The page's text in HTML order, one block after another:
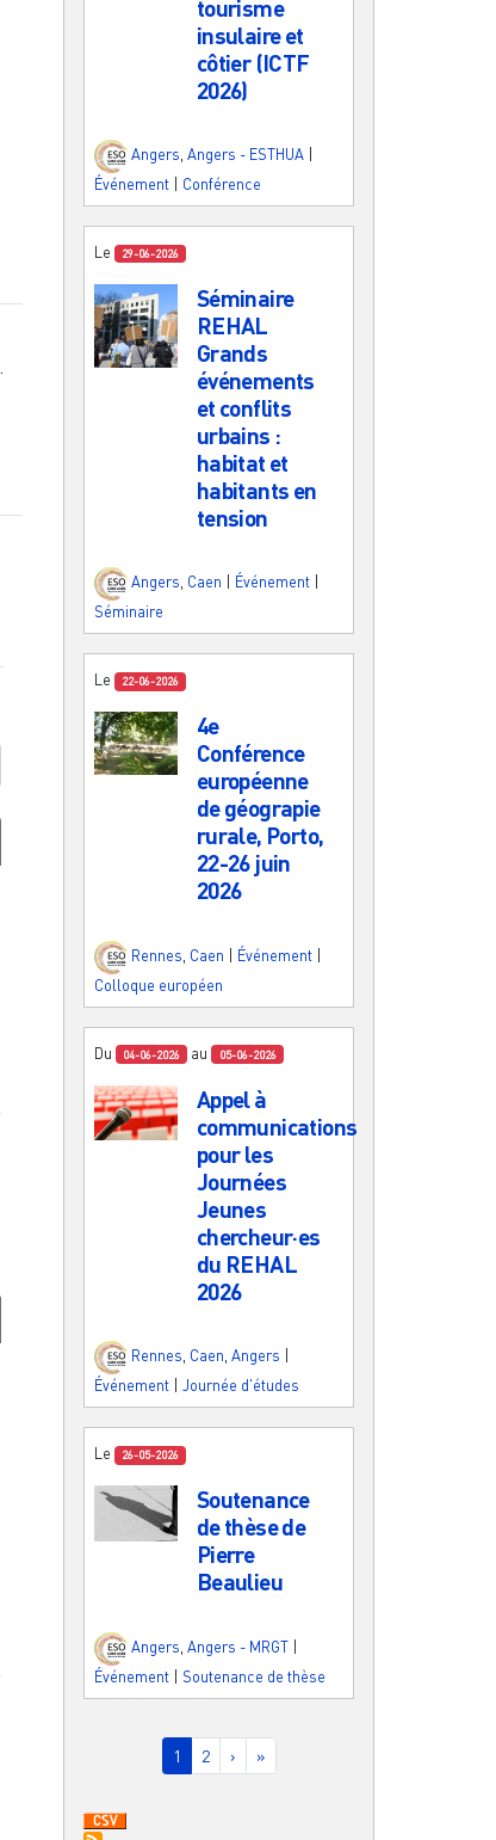
tourisme
insulaire et
côtier (ICTF
2026)
Angers Angers - ESTHUA
Événement
Conférence
Le 29-06-2026
Séminaire
REHAL
Grands
événements
et conflits
urbains :
habitat et
habitants en
tension
Angers, Caen Événement
Séminaire
Le 22-06-2026
4e
Conférence
européenne
de géograpie
rurale, Porto,
22-26 juin
2026
Rennes Caen Événement
Colloque européen
Du 04-06-2026 au 05-06-2026
Appel à
communications
pour les
Journées
Jeunes
chercheur·es
du REHAL
2026
Rennes, Caen, Angers
Événement
Journée d'études
Le 26-05-2026
Soutenance
de thèse de
Pierre
Beaulieu
Angers Angers - MRGT
Événement | Soutenance de thèse
Pagination
Page courante
1 Page
2 Page suivante
› Dernière page
»